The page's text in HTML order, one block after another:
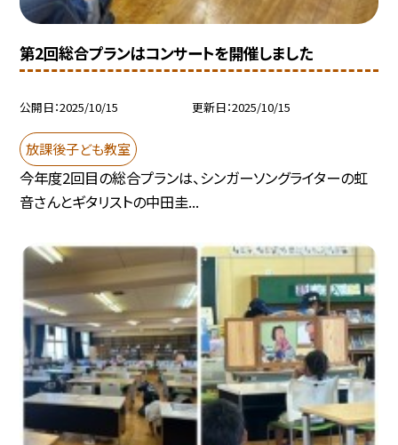
第2回総合プランはコンサートを開催しました
公開日 2025/10/15 更新日 2025/10/15
放課後子ども教室
今年度2回目の総合プランは、シンガーソングライターの虹
音さんとギタリストの中田圭...